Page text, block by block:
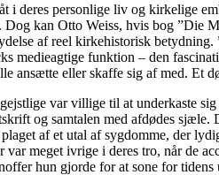
i deres personlige liv og kirkelige
kan Otto Weiss, hvis bog ”Die
af reel kirkehistorisk
funktion – den
ansætte eller skaffe sig af med. Et
var villige til at underkaste
og samtalen med afdødes
af et utal af sygdomme, der
meget ivrige i deres tro, når de
hun gjorde for at sone for